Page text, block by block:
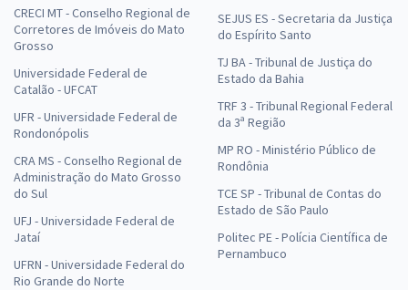
CRECI MT - Conselho Regional de
Corretores de Imóveis do Mato
Grosso
Universidade Federal de
Catalão - UFCAT
UFR - Universidade Federal de
Rondonópolis
CRA MS - Conselho Regional de
Administração do Mato Grosso
do Sul
UFJ - Universidade Federal de
Jataí
UFRN - Universidade Federal do
Rio Grande do Norte
SEJUS ES - Secretaria da Justiça
do Espírito Santo
TJ BA - Tribunal de Justiça do
Estado da Bahia
TRF 3 - Tribunal Regional Federal
da 3ª Região
MP RO - Ministério Público de
Rondônia
TCE SP - Tribunal de Contas do
Estado de São Paulo
Politec PE - Polícia Científica de
Pernambuco